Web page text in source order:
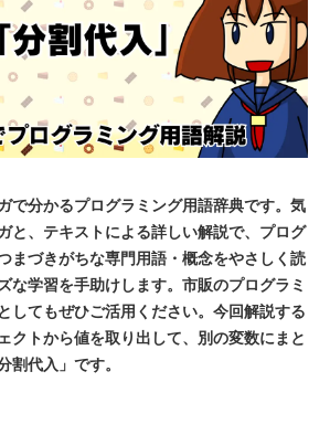
で分かるプログラミング用語辞典です。気
と、テキストによる詳しい解説で、プログ
まづきがちな専門用語・概念をやさしく読
な学習を手助けします。市販のプログラミ
してもぜひご活用ください。今回解説する
クトから値を取り出して、別の変数にまと
割代入」です。